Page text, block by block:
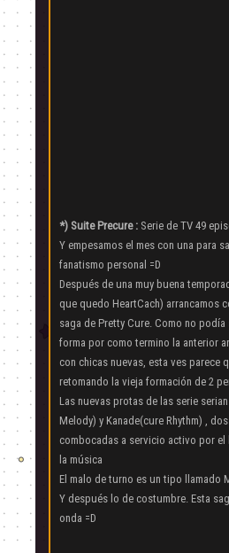
*) Suite Precure : Serie de TV 49
Y empesamos el mes con una para
fanatismo personal =D
Después de una muy buena
que quedo HeartCach) arrancamos
saga de Pretty Cure. Como no podía
forma por como termino la anterior
con chicas nuevas, esta ves parece
retomando la vieja formación de 2
Las nuevas protas de las serie
Melody) y Kanade(cure Rhythm) ,
combocadas a servicio activo por
la música
El malo de turno es un tipo llamado
Y después lo de costumbre. Esta
onda =D